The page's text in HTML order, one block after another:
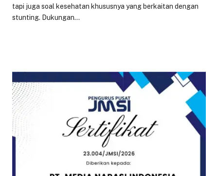
tapi juga soal kesehatan khususnya yang berkaitan dengan
stunting. Dukungan…